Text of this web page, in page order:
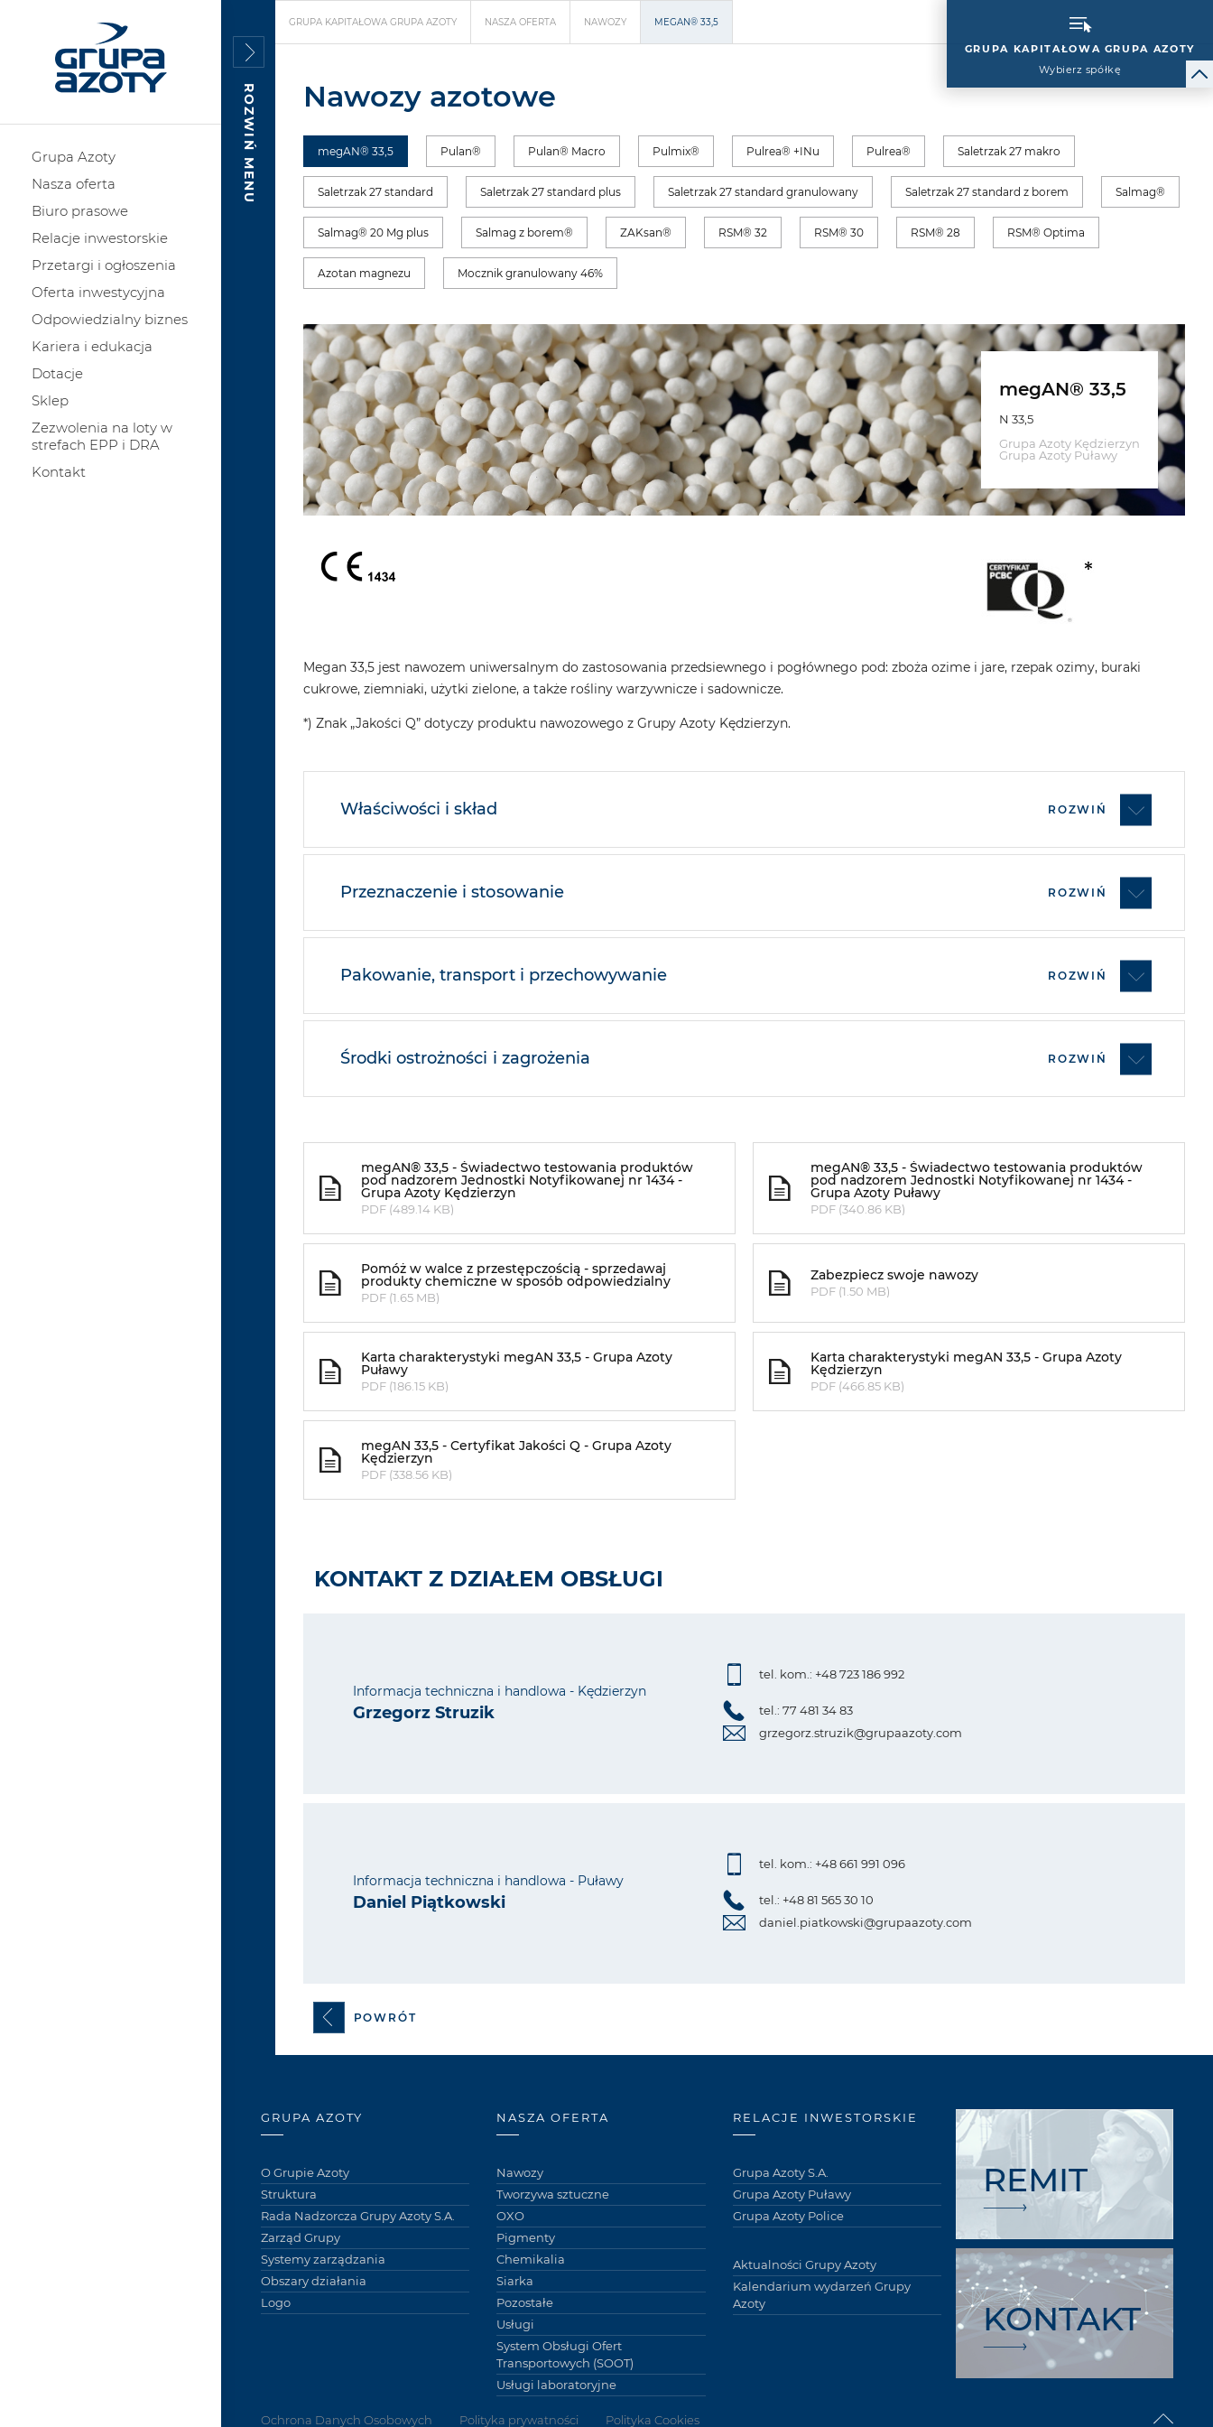
Grupa Azoty
Nasza oferta
Biuro prasowe
Relacje inwestorskie
Przetargi i ogłoszenia
Oferta inwestycyjna
Odpowiedzialny biznes
Kariera i edukacja
Dotacje
Sklep
Zezwolenia na loty w
strefach EPP i DRA
Kontakt
GRUPA KAPITAŁOWA GRUPA AZOTY
Wybierz spółkę
ROZWIŃ MENU
GRUPA KAPITAŁOWA GRUPA AZOTY NASZA OFERTA NAWOZY MEGAN® 33,5
Nawozy azotowe
megAN® 33,5 Pulan® Pulan® Macro Pulmix® Pulrea® +INu Pulrea® Saletrzak 27 makro
Saletrzak 27 standard Saletrzak 27 standard plus Saletrzak 27 standard granulowany Saletrzak 27 standard z borem Salmag®
Salmag® 20 Mg plus Salmag z borem® ZAKsan® RSM® 32 RSM® 30 RSM® 28 RSM® Optima
Azotan magnezu Mocznik granulowany 46%
megAN® 33,5
N 33,5
Grupa Azoty Kędzierzyn
Grupa Azoty Puławy
Megan 33,5 jest nawozem uniwersalnym do zastosowania przedsiewnego i pogłównego pod: zboża ozime i jare, rzepak ozimy, buraki
cukrowe, ziemniaki, użytki zielone, a także rośliny warzywnicze i sadownicze.
*) Znak „Jakości Q” dotyczy produktu nawozowego z Grupy Azoty Kędzierzyn.
Właściwości i skład ROZWIŃ
Przeznaczenie i stosowanie ROZWIŃ
Pakowanie, transport i przechowywanie ROZWIŃ
Środki ostrożności i zagrożenia ROZWIŃ
megAN® 33,5 - Świadectwo testowania produktów
pod nadzorem Jednostki Notyfikowanej nr 1434 -
Grupa Azoty Kędzierzyn
PDF (489.14 KB)
megAN® 33,5 - Świadectwo testowania produktów
pod nadzorem Jednostki Notyfikowanej nr 1434 -
Grupa Azoty Puławy
PDF (340.86 KB)
Pomóż w walce z przestępczością - sprzedawaj
produkty chemiczne w sposób odpowiedzialny
PDF (1.65 MB)
Zabezpiecz swoje nawozy
PDF (1.50 MB)
Karta charakterystyki megAN 33,5 - Grupa Azoty
Puławy
PDF (186.15 KB)
Karta charakterystyki megAN 33,5 - Grupa Azoty
Kędzierzyn
PDF (466.85 KB)
megAN 33,5 - Certyfikat Jakości Q - Grupa Azoty
Kędzierzyn
PDF (338.56 KB)
KONTAKT Z DZIAŁEM OBSŁUGI
Informacja techniczna i handlowa - Kędzierzyn
Grzegorz Struzik
tel. kom.: +48 723 186 992
tel.: 77 481 34 83
grzegorz.struzik@grupaazoty.com
Informacja techniczna i handlowa - Puławy
Daniel Piątkowski
tel. kom.: +48 661 991 096
tel.: +48 81 565 30 10
daniel.piatkowski@grupaazoty.com
POWRÓT
GRUPA AZOTY
O Grupie Azoty
Struktura
Rada Nadzorcza Grupy Azoty S.A.
Zarząd Grupy
Systemy zarządzania
Obszary działania
Logo
NASZA OFERTA
Nawozy
Tworzywa sztuczne
OXO
Pigmenty
Chemikalia
Siarka
Pozostałe
Usługi
System Obsługi Ofert
Transportowych (SOOT)
Usługi laboratoryjne
RELACJE INWESTORSKIE
Grupa Azoty S.A.
Grupa Azoty Puławy
Grupa Azoty Police
Aktualności Grupy Azoty
Kalendarium wydarzeń Grupy
Azoty
REMIT
KONTAKT
Ochrona Danych Osobowych Polityka prywatności Polityka Cookies